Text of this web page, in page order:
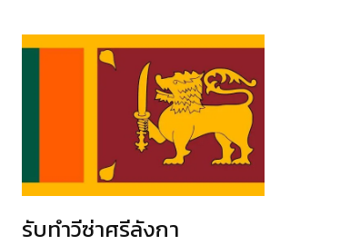
รับทำวีซ่าศรีลังกา